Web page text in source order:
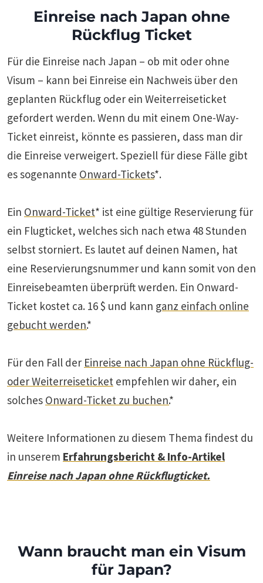
Einreise nach Japan ohne
Rückflug Ticket
Für die Einreise nach Japan – ob mit oder ohne
Visum – kann bei Einreise ein Nachweis über den
geplanten Rückflug oder ein Weiterreiseticket
gefordert werden. Wenn du mit einem One-Way-
Ticket einreist, könnte es passieren, dass man dir
die Einreise verweigert. Speziell für diese Fälle gibt
es sogenannte Onward-Tickets*.
Ein Onward-Ticket* ist eine gültige Reservierung für
ein Flugticket, welches sich nach etwa 48 Stunden
selbst storniert. Es lautet auf deinen Namen, hat
eine Reservierungsnummer und kann somit von den
Einreisebeamten überprüft werden. Ein Onward-
Ticket kostet ca. 16 $ und kann ganz einfach online
gebucht werden.*
Für den Fall der Einreise nach Japan ohne Rückflug-
oder Weiterreiseticket empfehlen wir daher, ein
solches Onward-Ticket zu buchen.*
Weitere Informationen zu diesem Thema findest du
in unserem Erfahrungsbericht & Info-Artikel
Einreise nach Japan ohne Rückflugticket.
Wann braucht man ein Visum
für Japan?